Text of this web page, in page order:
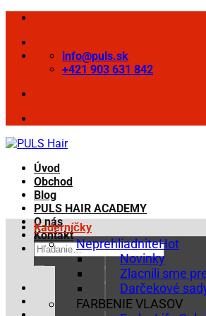
Skip
content
info@puls.sk
+421 903 631 842
Úvod
Obchod
Blog
PULS HAIR ACADEMY
O nás
Kontakt
Hľadať:
Kaderníčky
Neprehliadnite
Novinky
Zlacnili sme
Darčekové
FARBENIE VLASOV